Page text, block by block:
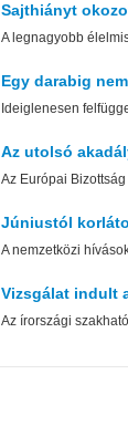
Sajthiányt
A legnagyobb
Egy darabig
Ideiglenesen
Az utolsó
Az Európai
Júniustól
A nemzetközi
Vizsgálat indult
Az írországi